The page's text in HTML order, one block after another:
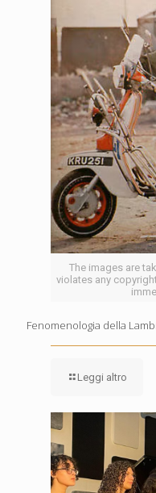
The images are
violates any
Fenomenologia della
Leggi altro